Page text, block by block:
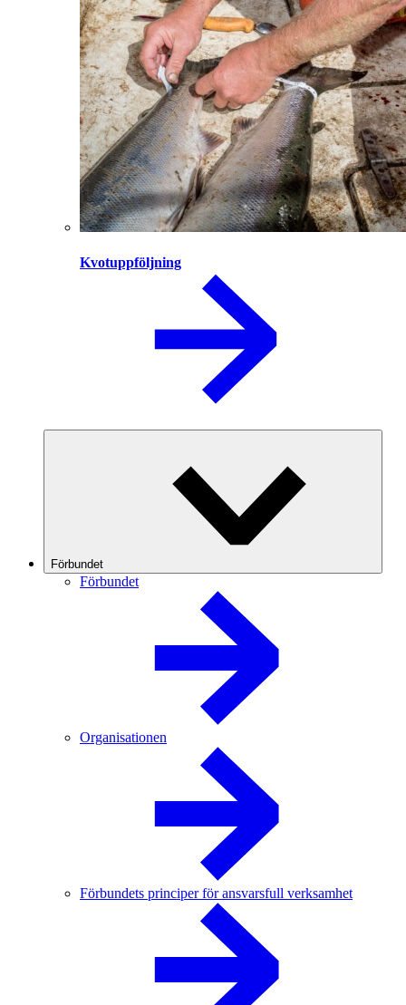
Kvotuppföljning
Förbundet
Förbundet
Organisationen
Förbundets principer för ansvarsfull verksamhet